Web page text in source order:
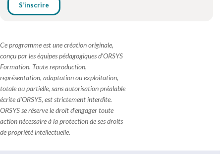
S’inscrire
Ce programme est une création originale,
conçu par les équipes pédagogiques d'ORSYS
Formation. Toute reproduction,
représentation, adaptation ou exploitation,
totale ou partielle, sans autorisation préalable
écrite d'ORSYS, est strictement interdite.
ORSYS se réserve le droit d'engager toute
action nécessaire à la protection de ses droits
de propriété intellectuelle.